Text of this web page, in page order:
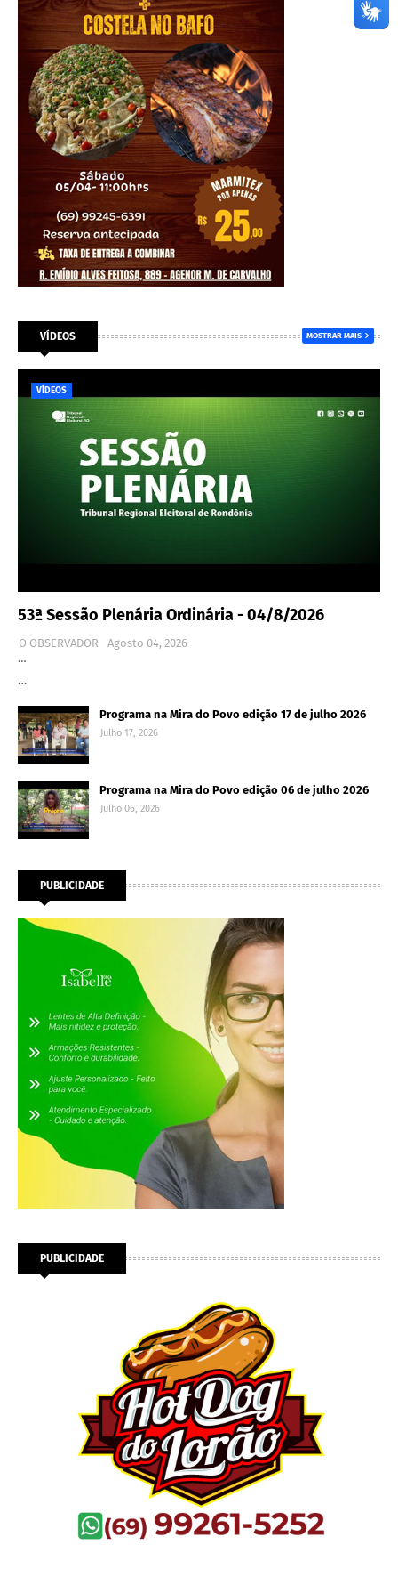
VÍDEOS MOSTRAR MAIS
VÍDEOS
53ª Sessão Plenária Ordinária - 04/8/2026
O OBSERVADOR
Agosto 04, 2026
…
…
Programa na Mira do Povo edição 17 de julho 2026
Julho 17, 2026
Programa na Mira do Povo edição 06 de julho 2026
Julho 06, 2026
PUBLICIDADE
PUBLICIDADE